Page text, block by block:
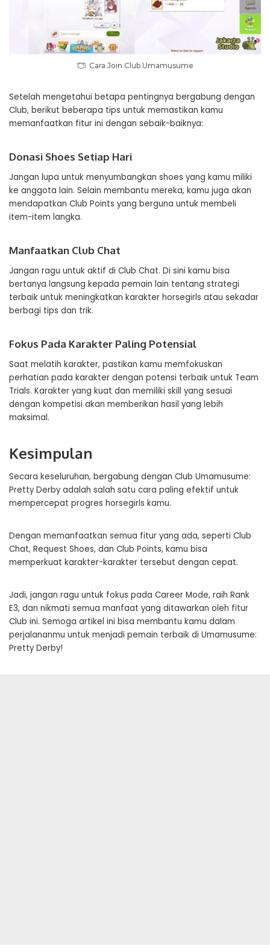
Cara Join Club Umamusume
Setelah mengetahui betapa pentingnya bergabung dengan
Club, berikut beberapa tips untuk memastikan kamu
memanfaatkan fitur ini dengan sebaik-baiknya:
Donasi Shoes Setiap Hari
Jangan lupa untuk menyumbangkan shoes yang kamu miliki
ke anggota lain. Selain membantu mereka, kamu juga akan
mendapatkan Club Points yang berguna untuk membeli
item-item langka.
Manfaatkan Club Chat
Jangan ragu untuk aktif di Club Chat. Di sini kamu bisa
bertanya langsung kepada pemain lain tentang strategi
terbaik untuk meningkatkan karakter horsegirls atau sekadar
berbagi tips dan trik.
Fokus Pada Karakter Paling Potensial
Saat melatih karakter, pastikan kamu memfokuskan
perhatian pada karakter dengan potensi terbaik untuk Team
Trials. Karakter yang kuat dan memiliki skill yang sesuai
dengan kompetisi akan memberikan hasil yang lebih
maksimal.
Kesimpulan
Secara keseluruhan, bergabung dengan Club Umamusume:
Pretty Derby adalah salah satu cara paling efektif untuk
mempercepat progres horsegirls kamu.
Dengan memanfaatkan semua fitur yang ada, seperti Club
Chat, Request Shoes, dan Club Points, kamu bisa
memperkuat karakter-karakter tersebut dengan cepat.
Jadi, jangan ragu untuk fokus pada Career Mode, raih Rank
E3, dan nikmati semua manfaat yang ditawarkan oleh fitur
Club ini. Semoga artikel ini bisa membantu kamu dalam
perjalananmu untuk menjadi pemain terbaik di Umamusume:
Pretty Derby!